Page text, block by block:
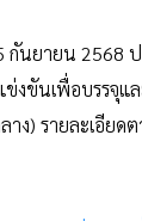
กันยายน 2568
ข่งขันเพื่อบรรจุแ
าง) รายละเอียด